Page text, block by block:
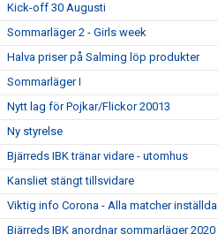
Kick-off 30 Augusti
Sommarläger 2 - Girls week
Halva priser på Salming löp produkter
Sommarläger I
Nytt lag för Pojkar/Flickor 20013
Ny styrelse
Bjärreds IBK tränar vidare - utomhus
Kansliet stängt tillsvidare
Viktig info Corona - Alla matcher inställda
Bjärreds IBK anordnar sommarläger 2020